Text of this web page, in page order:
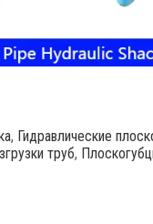
, Гидравлические
труб,